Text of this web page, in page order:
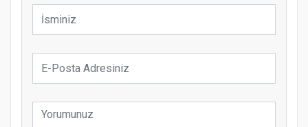
Samsun Atakum’da Ayasofya Camii
Etkinliği
Türkiye’de insanlar dinle bağlarını